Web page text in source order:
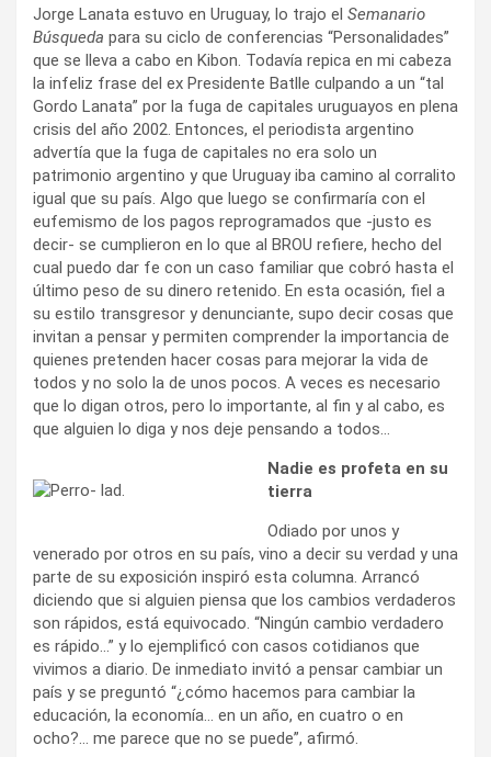
Jorge Lanata estuvo en Uruguay, lo trajo el Semanario
Búsqueda para su ciclo de conferencias “Personalidades”
que se lleva a cabo en Kibon. Todavía repica en mi cabeza
la infeliz frase del ex Presidente Batlle culpando a un “tal
Gordo Lanata” por la fuga de capitales uruguayos en plena
crisis del año 2002. Entonces, el periodista argentino
advertía que la fuga de capitales no era solo un
patrimonio argentino y que Uruguay iba camino al corralito
igual que su país. Algo que luego se confirmaría con el
eufemismo de los pagos reprogramados que -justo es
decir- se cumplieron en lo que al BROU refiere, hecho del
cual puedo dar fe con un caso familiar que cobró hasta el
último peso de su dinero retenido. En esta ocasión, fiel a
su estilo transgresor y denunciante, supo decir cosas que
invitan a pensar y permiten comprender la importancia de
quienes pretenden hacer cosas para mejorar la vida de
todos y no solo la de unos pocos. A veces es necesario
que lo digan otros, pero lo importante, al fin y al cabo, es
que alguien lo diga y nos deje pensando a todos…
Nadie es profeta en su
tierra
Odiado por unos y
venerado por otros en su país, vino a decir su verdad y una
parte de su exposición inspiró esta columna. Arrancó
diciendo que si alguien piensa que los cambios verdaderos
son rápidos, está equivocado. “Ningún cambio verdadero
es rápido…” y lo ejemplificó con casos cotidianos que
vivimos a diario. De inmediato invitó a pensar cambiar un
país y se preguntó “¿cómo hacemos para cambiar la
educación, la economía… en un año, en cuatro o en
ocho?… me parece que no se puede”, afirmó.